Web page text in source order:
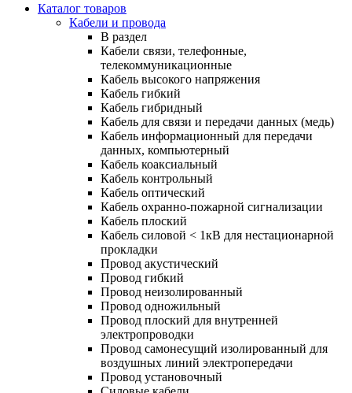
Каталог товаров
Кабели и провода
В раздел
Кабели связи, телефонные,
телекоммуникационные
Кабель высокого напряжения
Кабель гибкий
Кабель гибридный
Кабель для связи и передачи данных (медь)
Кабель информационный для передачи
данных, компьютерный
Кабель коаксиальный
Кабель контрольный
Кабель оптический
Кабель охранно-пожарной сигнализации
Кабель плоский
Кабель силовой < 1кВ для нестационарной
прокладки
Провод акустический
Провод гибкий
Провод неизолированный
Провод одножильный
Провод плоский для внутренней
электропроводки
Провод самонесущий изолированный для
воздушных линий электропередачи
Провод установочный